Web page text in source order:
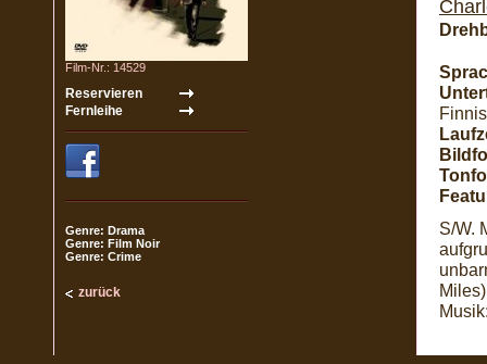
Film-Nr.: 14529
Genre: Drama
Genre: Film Noir
Genre: Crime
zurück
S/W.